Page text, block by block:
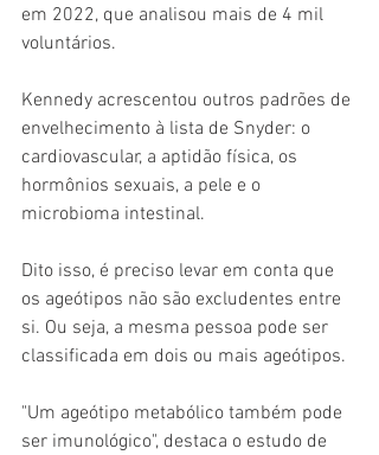
em 2022, que analisou mais de 4 mil
voluntários.
Kennedy acrescentou outros padrões de
envelhecimento à lista de Snyder: o
cardiovascular, a aptidão física, os
hormônios sexuais, a pele e o
microbioma intestinal.
Dito isso, é preciso levar em conta que
os ageótipos não são excludentes entre
si. Ou seja, a mesma pessoa pode ser
classificada em dois ou mais ageótipos.
"Um ageótipo metabólico também pode
ser imunológico", destaca o estudo de